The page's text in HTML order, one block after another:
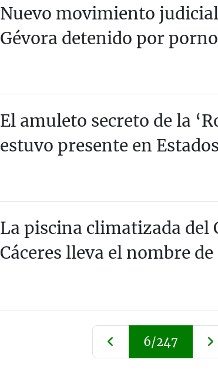
Nuevo movimiento
Gévora detenido por
El amuleto secreto de la
estuvo presente en
La piscina climatizada del
Cáceres lleva el nombre
6/247